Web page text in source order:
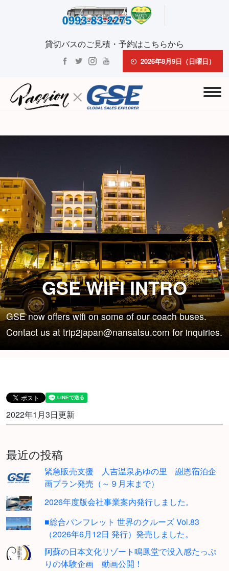
貸切バスのご見積・予約はこちらから
2026年8月9日（日曜日）
GSE WIFI INTRO
GSE now offers wifi on some of our coach buses.
Contact us at trip2japan@nansatsu.com for inquiries.
2022年1月3日更新
最近の投稿
緊急販売支援 人吉温泉あゆの里 謝恩宿泊企
画プラン発売（～９月末まで）
2026年度版会社事業案内発行しました。
■総合パンフレット 世界のクルーズ Vol.83
（2026年6月12日 発行）発売しました。
阿蘇の日本文化リゾート鳴鳳堂で没入感たっぷ
りの体験企画 動画公開！